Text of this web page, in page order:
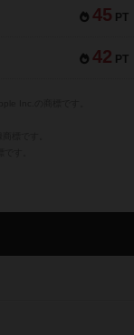
45 PT
42 PT